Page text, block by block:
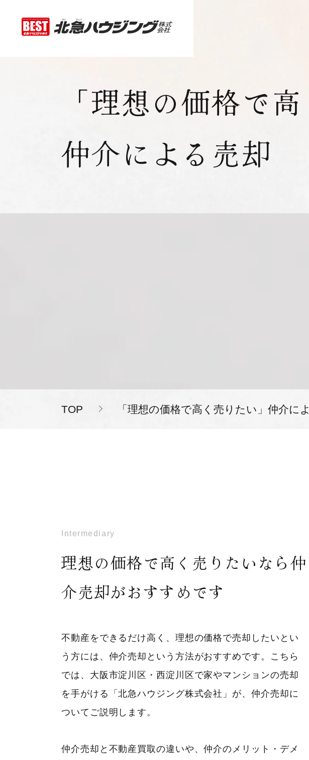
「理想の価格で
仲介による売却
TOP 「理想の価格で高く売りたい」仲介に
Intermediary
理想の価格で高く売りたいなら仲
介売却がおすすめです
不動産をできるだけ高く、理想の価格で売却したいとい
う方には、仲介売却という方法がおすすめです。こちら
では、大阪市淀川区・西淀川区で家やマンションの売却
を手がける「北急ハウジング株式会社」が、仲介売却に
ついてご説明します。
仲介売却と不動産買取の違いや、仲介のメリット・デメ